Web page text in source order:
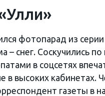
фотопарад из
– снег. Соскучились
в соцсетях
высоких кабинетах.
газеты в